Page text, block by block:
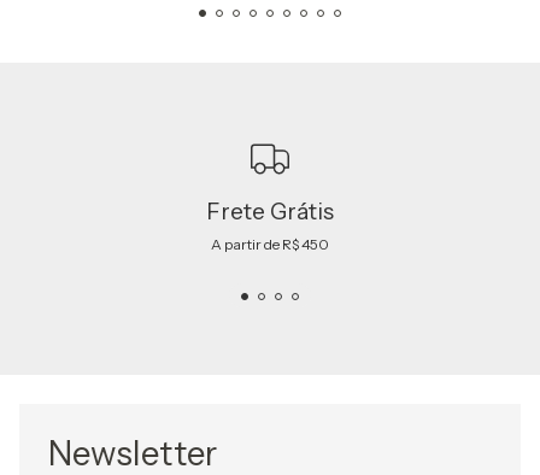
Frete Grátis
A partir de R$ 450
Newsletter